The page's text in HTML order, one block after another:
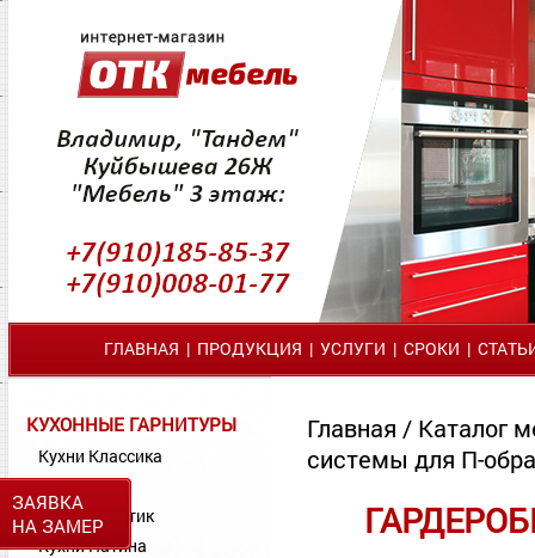
ЗАЯВКА
НА ЗАМЕР
ГЛАВНАЯ | ПРОДУКЦИЯ | УСЛУГИ | СРОКИ |
КУХОННЫЕ ГАРНИТУРЫ
Кухни Классика
Кухни МДФ
Кухни Пластик
Кухни Патина
Главная / Каталог
системы для П-